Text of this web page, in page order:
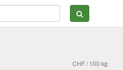
CHF / 100 kg